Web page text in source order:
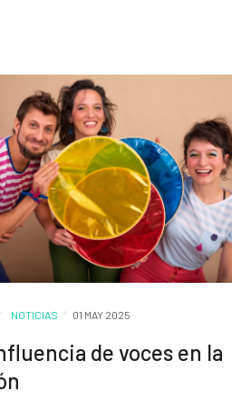
NOTICIAS 01 MAY 2025
de voces en la